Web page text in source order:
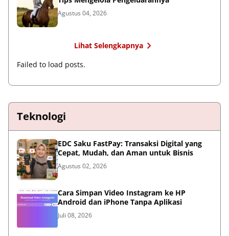
Agustus 04, 2026
Lihat Selengkapnya
Failed to load posts.
Teknologi
EDC Saku FastPay: Transaksi Digital yang
Cepat, Mudah, dan Aman untuk Bisnis
Agustus 02, 2026
Cara Simpan Video Instagram ke HP
Android dan iPhone Tanpa Aplikasi
Juli 08, 2026